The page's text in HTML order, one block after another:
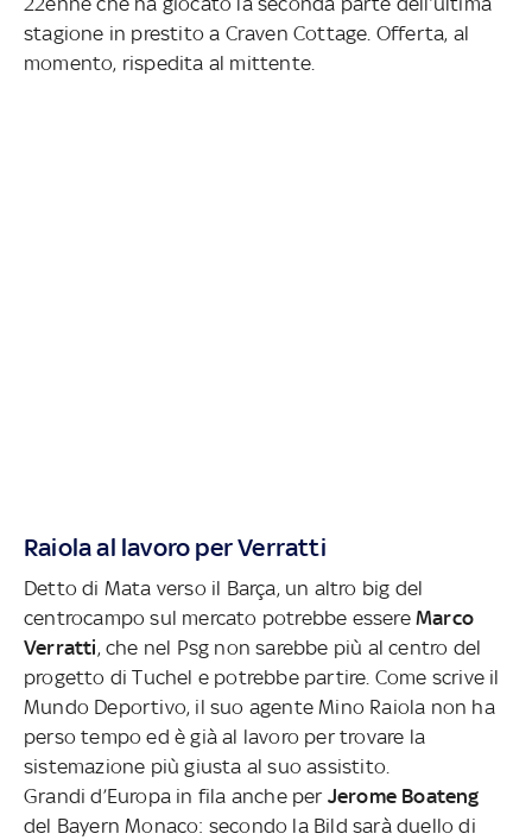
stagione in prestito a Craven Cottage. Offerta, al
momento, rispedita al mittente.
Raiola al lavoro per Verratti
Detto di Mata verso il Barça, un altro big del
centrocampo sul mercato potrebbe essere Marco
Verratti, che nel Psg non sarebbe più al centro del
progetto di Tuchel e potrebbe partire. Come scrive il
Mundo Deportivo, il suo agente Mino Raiola non ha
perso tempo ed è già al lavoro per trovare la
sistemazione più giusta al suo assistito.
Grandi d’Europa in fila anche per Jerome Boateng
del Bayern Monaco: secondo la Bild sarà duello di